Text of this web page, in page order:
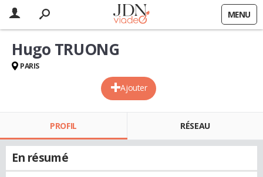
MENU
Ajouter
Hugo TRUONG
PARIS
PROFIL RÉSEAU
En résumé